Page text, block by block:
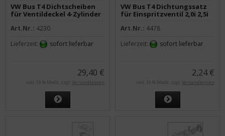
VW Bus T4 Dichtscheiben
für Ventildeckel 4-Zylinder
Art.Nr.: 4230
Lieferzeit:
sofort lieferbar
29,40 €
inkl. 19 % MwSt. zzgl. Versandkosten
VW Bus T4 Dichtungssatz
für Einspritzventil 2,0i 2,5i
Art.Nr.: 4478
Lieferzeit:
sofort lieferbar
2,24 €
inkl. 19 % MwSt. zzgl. Versandkosten